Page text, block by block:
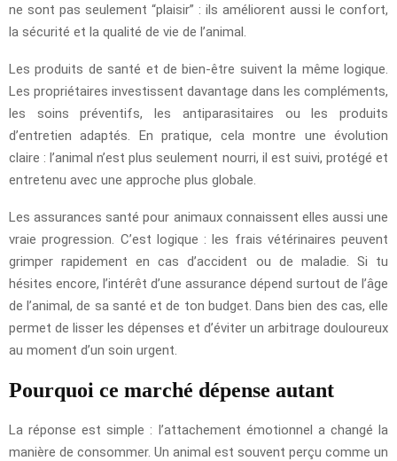
ne sont pas seulement “plaisir” : ils améliorent aussi le confort,
la sécurité et la qualité de vie de l’animal.
Les produits de santé et de bien-être suivent la même logique.
Les propriétaires investissent davantage dans les compléments,
les soins préventifs, les antiparasitaires ou les produits
d’entretien adaptés. En pratique, cela montre une évolution
claire : l’animal n’est plus seulement nourri, il est suivi, protégé et
entretenu avec une approche plus globale.
Les assurances santé pour animaux connaissent elles aussi une
vraie progression. C’est logique : les frais vétérinaires peuvent
grimper rapidement en cas d’accident ou de maladie. Si tu
hésites encore, l’intérêt d’une assurance dépend surtout de l’âge
de l’animal, de sa santé et de ton budget. Dans bien des cas, elle
permet de lisser les dépenses et d’éviter un arbitrage douloureux
au moment d’un soin urgent.
Pourquoi ce marché dépense autant
La réponse est simple : l’attachement émotionnel a changé la
manière de consommer. Un animal est souvent perçu comme un